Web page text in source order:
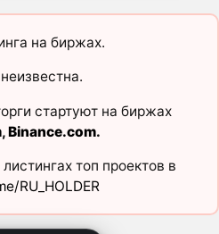
на биржах.
стартуют на биржах
,Binance.com.
топ проектов в
RU_HOLDER